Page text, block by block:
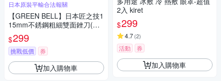
日本原裝平輸合法報關
【GREEN BELL】日本匠之技1
15mm不銹鋼粗細雙面銼刀(兩
用指甲銼刀 指緣銼刀 磨甲刀/G
-1039)
$299
挑戰低價 券
加入購物車
2入 kiret
$299
4.7(2)
活動 券
加入購物車